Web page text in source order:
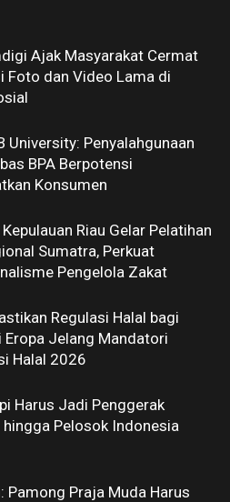
Ajak Masyarakat Cermat
Foto dan Video Lama di
University: Penyalahgunaan
BPA Berpotensi
Konsumen
Riau Gelar Pelatihan
Sumatra, Perkuat
Pengelola Zakat
Regulasi Halal bagi
Eropa Jelang Mandatori
Halal 2026
Harus Jadi Penggerak
hingga Pelosok Indonesia
Pamong Praja Muda Harus